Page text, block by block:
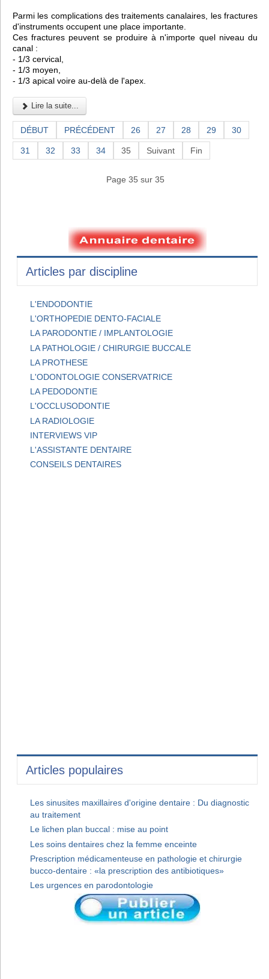
Parmi les complications des traitements canalaires, les fractures
d'instruments occupent une place importante.
Ces fractures peuvent se produire à n'importe quel niveau du
canal :
- 1/3 cervical,
- 1/3 moyen,
- 1/3 apical voire au-delà de l'apex.
Lire la suite...
DÉBUT PRÉCÉDENT 26 27 28 29 30
31 32 33 34 35 Suivant Fin
Page 35 sur 35
Articles par discipline
L'ENDODONTIE
L'ORTHOPEDIE DENTO-FACIALE
LA PARODONTIE / IMPLANTOLOGIE
LA PATHOLOGIE / CHIRURGIE BUCCALE
LA PROTHESE
L'ODONTOLOGIE CONSERVATRICE
LA PEDODONTIE
L'OCCLUSODONTIE
LA RADIOLOGIE
INTERVIEWS VIP
L'ASSISTANTE DENTAIRE
CONSEILS DENTAIRES
Articles populaires
Les sinusites maxillaires d'origine dentaire : Du diagnostic
au traitement
Le lichen plan buccal : mise au point
Les soins dentaires chez la femme enceinte
Prescription médicamenteuse en pathologie et chirurgie
bucco-dentaire : «la prescription des antibiotiques»
Les urgences en parodontologie